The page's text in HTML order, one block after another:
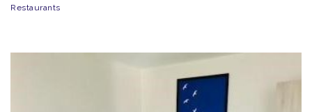
Restaurants